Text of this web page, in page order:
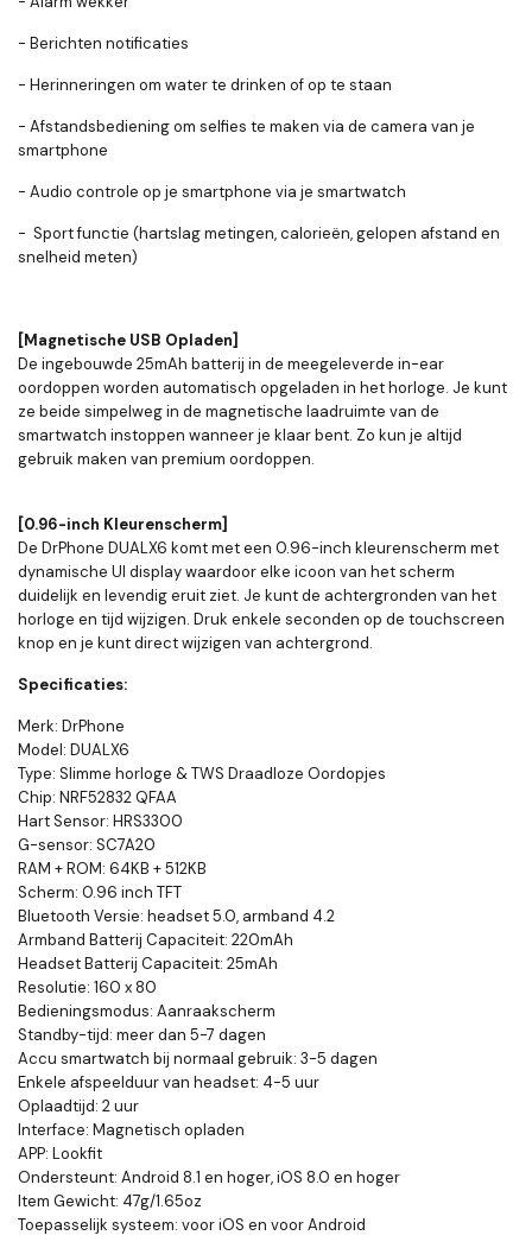
- Berichten notificaties
- Herinneringen om water te drinken of op te staan
- Afstandsbediening om selfies te maken via de camera van je
smartphone
- Audio controle op je smartphone via je smartwatch
- Sport functie (hartslag metingen, calorieën, gelopen afstand en
snelheid meten)
[Magnetische USB Opladen]
De ingebouwde 25mAh batterij in de meegeleverde in-ear
oordoppen worden automatisch opgeladen in het horloge. Je kunt
ze beide simpelweg in de magnetische laadruimte van de
smartwatch instoppen wanneer je klaar bent. Zo kun je altijd
gebruik maken van premium oordoppen.
[0.96-inch Kleurenscherm]
De DrPhone DUALX6 komt met een 0.96-inch kleurenscherm met
dynamische UI display waardoor elke icoon van het scherm
duidelijk en levendig eruit ziet. Je kunt de achtergronden van het
horloge en tijd wijzigen. Druk enkele seconden op de touchscreen
knop en je kunt direct wijzigen van achtergrond.
Specificaties:
Merk: DrPhone
Model: DUALX6
Type: Slimme horloge & TWS Draadloze Oordopjes
Chip: NRF52832 QFAA
Hart Sensor: HRS3300
G-sensor: SC7A20
RAM + ROM: 64KB + 512KB
Scherm: 0.96 inch TFT
Bluetooth Versie: headset 5.0, armband 4.2
Armband Batterij Capaciteit: 220mAh
Headset Batterij Capaciteit: 25mAh
Resolutie: 160 x 80
Bedieningsmodus: Aanraakscherm
Standby-tijd: meer dan 5-7 dagen
Accu smartwatch bij normaal gebruik: 3-5 dagen
Enkele afspeelduur van headset: 4-5 uur
Oplaadtijd: 2 uur
Interface: Magnetisch opladen
APP: Lookfit
Ondersteunt: Android 8.1 en hoger, iOS 8.0 en hoger
Item Gewicht: 47g/1.65oz
Toepasselijk systeem: voor iOS en voor Android